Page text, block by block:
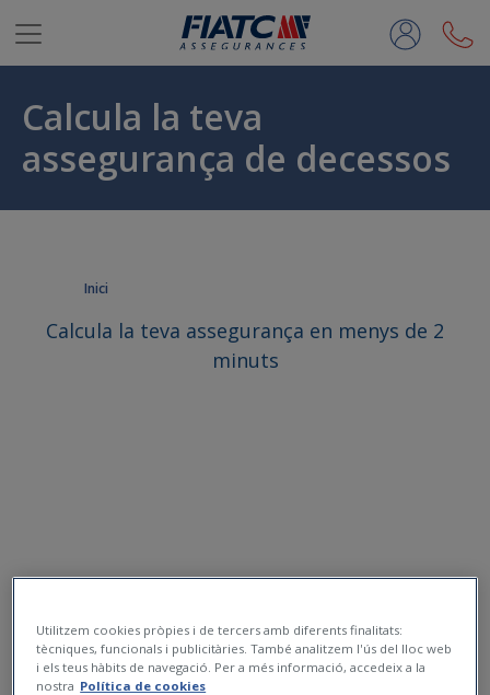
Salta al contingut principal
Calcula la teva
assegurança de decessos
Inici
Calcula la teva assegurança en menys de 2
minuts
Utilitzem cookies pròpies i de tercers amb diferents finalitats:
tècniques, funcionals i publicitàries. També analitzem l'ús del lloc web
i els teus hàbits de navegació. Per a més informació, accedeix a la
nostra Política de cookies